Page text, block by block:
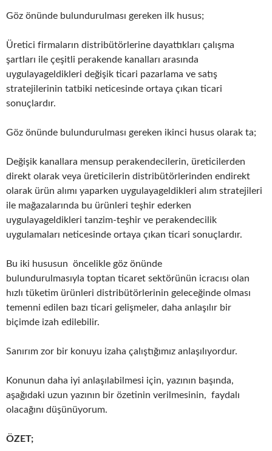
Göz önünde bulundurulması gereken ilk husus;
Üretici firmaların distribütörlerine dayattıkları çalışma
şartları ile çeşitli perakende kanalları arasında
uygulayageldikleri değişik ticari pazarlama ve satış
stratejilerinin tatbiki neticesinde ortaya çıkan ticari
sonuçlardır.
Göz önünde bulundurulması gereken ikinci husus olarak ta;
Değişik kanallara mensup perakendecilerin, üreticilerden
direkt olarak veya üreticilerin distribütörlerinden endirekt
olarak ürün alımı yaparken uygulayageldikleri alım stratejileri
ile mağazalarında bu ürünleri teşhir ederken
uygulayageldikleri tanzim-teşhir ve perakendecilik
uygulamaları neticesinde ortaya çıkan ticari sonuçlardır.
Bu iki hususun öncelikle göz önünde
bulundurulmasıyla toptan ticaret sektörünün icracısı olan
hızlı tüketim ürünleri distribütörlerinin geleceğinde olması
temenni edilen bazı ticari gelişmeler, daha anlaşılır bir
biçimde izah edilebilir.
Sanırım zor bir konuyu izaha çalıştığımız anlaşılıyordur.
Konunun daha iyi anlaşılabilmesi için, yazının başında,
aşağıdaki uzun yazının bir özetinin verilmesinin, faydalı
olacağını düşünüyorum.
ÖZET;